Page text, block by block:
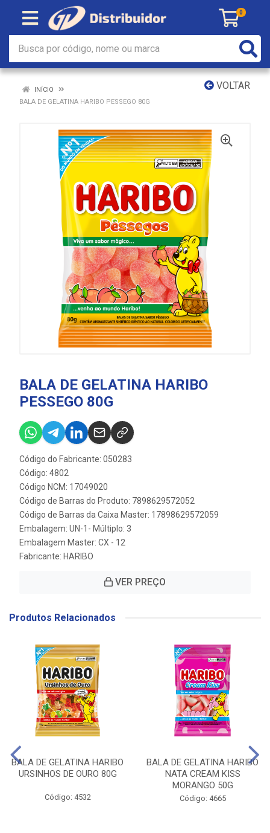
0
VOLTAR
INÍCIO
BALA DE GELATINA HARIBO PESSEGO 80G
BALA DE GELATINA HARIBO
PESSEGO 80G
Código do Fabricante: 050283
Código: 4802
Código NCM: 17049020
Código de Barras do Produto: 7898629572052
Código de Barras da Caixa Master: 17898629572059
Embalagem: UN-1- Múltiplo: 3
Embalagem Master: CX - 12
Fabricante: HARIBO
VER PREÇO
Produtos Relacionados
BALA DE GELATINA HARIBO
URSINHOS DE OURO 80G
Código: 4532
BALA DE GELATINA HARIBO
NATA CREAM KISS
MORANGO 50G
Código: 4665